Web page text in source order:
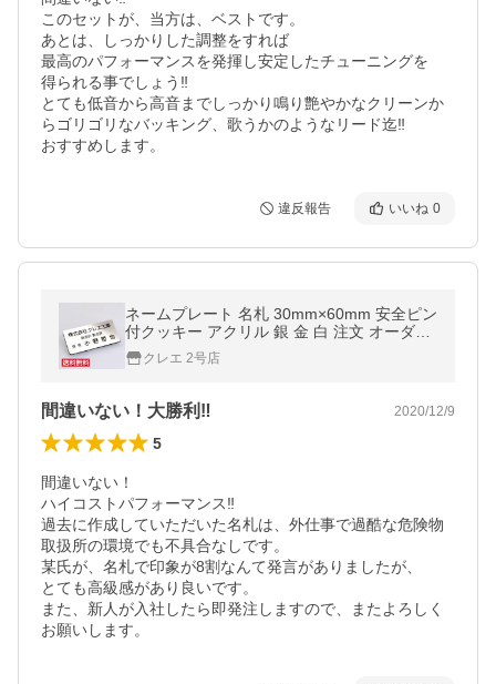
このセットが、当方は、ベストです。
あとは、しっかりした調整をすれば
最高のパフォーマンスを発揮し安定したチューニングを
得られる事でしょう‼︎
とても低音から高音までしっかり鳴り艶やかなクリーンか
らゴリゴリなバッキング、歌うかのようなリード迄‼︎
おすすめします。
違反報告 いいね 0
ネームプレート 名札 30mm×60mm 安全ピン
付クッキー アクリル 銀 金 白 注文 オーダー
送料無料
クレエ 2号店
間違いない！大勝利‼︎ 2020/12/9
5
間違いない！
ハイコストパフォーマンス‼︎
過去に作成していただいた名札は、外仕事で過酷な危険物
取扱所の環境でも不具合なしです。
某氏が、名札で印象が8割なんて発言がありましたが、
とても高級感があり良いです。
また、新人が入社したら即発注しますので、またよろしく
お願いします。